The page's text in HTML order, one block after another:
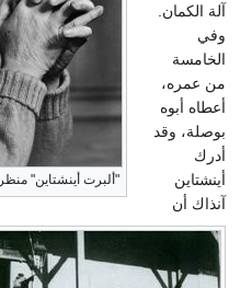
"ألبرت أينشتاين" منظر
آلة الكمان.
وفي
الخامسة
من عمره،
أعطاه أبوه
بوصلة، وقد
أدرك
أينشتاين
آنذاك أن